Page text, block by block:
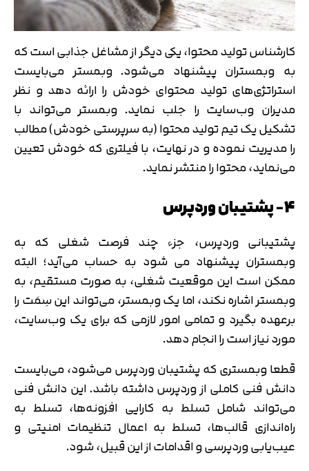
کارشناس تولید محتوا، یکی دیگر از مشاغل جذابی است که
به وبمستران پیشنهاد می‌شود. وبمستر می‌بایست
استراتژی‌های تولید محتوای خودش را ارائه دهد و نظر
مدیران وب‌سایت را جلب نماید. وبمستر می‌تواند با
تشکیل یک تیم تولید محتوا (به سرپرستی خودش) مطالب
را مدیریت نموده و در نهایت، با فیلتری که خودش تعیین
می‌نماید، محتوا را منتشر نماید.
4- پشتیبان وردپرس
پشتیبانی وردپرس، جزء چند فرصت شغلی که به
وبمستران پیشنهاد می شود به حساب می‌آید؛ البته
ممکن است این موقعیت شغلی، به صورت مستقیم، به
وبمستر اشاره نکند، اما یک وبمستر، می‌تواند این سِمَت را
برعهده بگیرد و تمامی امور لازمی که برای یک وب‌سایت،
مورد نیاز است را انجام دهد.
قطعا وبمستری که پشتیبان وردپرس می‌شود، می‌بایست
دانش فنی کاملی از وردپرس داشته باشد. این دانش فنی
می‌تواند شامل تسلط به کارایی افزونه‌ها، تسلط به
راه‌اندازی قالب‌ها، تسلط به اعمال تنظیمات امنیتی و
عیب‌یابی وردپرسی و اقدامات از این قبیل، شود.
تایید کد
اصلاح شماره
تایید کد
دریافت مجدد کد:
متوجه شدم